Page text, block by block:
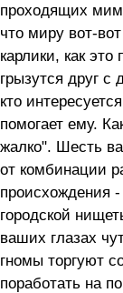
проходящих
что миру вот-
карлики, как
грызутся друг
кто
помогает ему.
жалко". Шесть
от комбинации
происхождения
городской
ваших глазах
гномы торгуют
поработать на